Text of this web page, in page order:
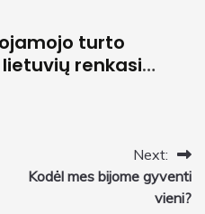
turto
renkasi
persikraustyti
Next:
Kodėl mes bijome gyventi
vieni?